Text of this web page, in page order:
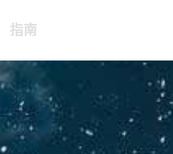
指南